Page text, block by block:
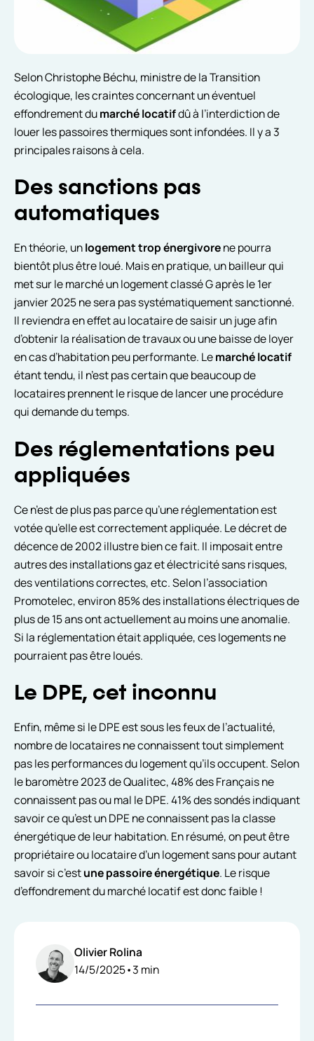
Olivier Rolina
14/5/2025•3 min
Selon Christophe Béchu, ministre de la Transition
écologique, les craintes concernant un éventuel
effondrement dumarché locatifdû à l’interdiction de
louer les passoires thermiques sont infondées. Il y a 3
principales raisons à cela.
Des sanctions pas
automatiques
En théorie, unlogement trop énergivorene pourra
bientôt plus être loué. Mais en pratique, un bailleur qui
met sur le marché un logement classé G après le 1er
janvier 2025 ne sera pas systématiquement sanctionné.
Il reviendra en effet au locataire de saisir un juge afin
d’obtenir la réalisation de travaux ou une baisse de loyer
en cas d’habitation peu performante. Lemarché locatif
étant tendu, il n’est pas certain que beaucoup de
locataires prennent le risque de lancer une procédure
qui demande du temps.
Des réglementations peu
appliquées
Ce n’est de plus pas parce qu’une réglementation est
votée qu’elle est correctement appliquée. Le décret de
décence de 2002 illustre bien ce fait. Il imposait entre
autres des installations gaz et électricité sans risques,
des ventilations correctes, etc. Selon l’association
Promotelec, environ 85% des installations électriques de
plus de 15 ans ont actuellement au moins une anomalie.
Si la réglementation était appliquée, ces logements ne
pourraient pas être loués.
Le DPE, cet inconnu
Enfin, même si le DPE est sous les feux de l’actualité,
nombre de locataires ne connaissent tout simplement
pas les performances du logement qu’ils occupent. Selon
le baromètre 2023 de Qualitec, 48% des Français ne
connaissent pas ou mal le DPE. 41% des sondés indiquant
savoir ce qu’est un DPE ne connaissent pas la classe
énergétique de leur habitation. En résumé, on peut être
propriétaire ou locataire d’un logement sans pour autant
savoir si c’estune passoire énergétique. Le risque
d’effondrement du marché locatif est donc faible !